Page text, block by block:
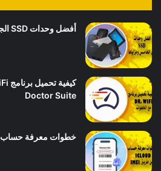
أفضل وحدات SSD الجيل الخامس ومزاياها
Doctor Suite
خطوات معرفة حساب icloud عن طريق imei